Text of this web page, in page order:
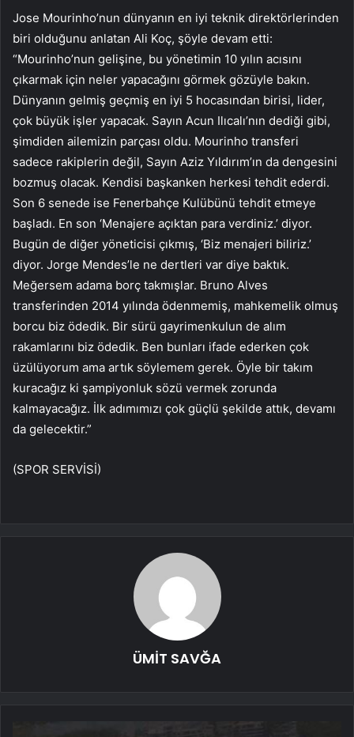
Jose Mourinho’nun dünyanın en iyi teknik direktörlerinden
biri olduğunu anlatan Ali Koç, şöyle devam etti:
“Mourinho’nun gelişine, bu yönetimin 10 yılın acısını
çıkarmak için neler yapacağını görmek gözüyle bakın.
Dünyanın gelmiş geçmiş en iyi 5 hocasından birisi, lider,
çok büyük işler yapacak. Sayın Acun Ilıcalı’nın dediği gibi,
şimdiden ailemizin parçası oldu. Mourinho transferi
sadece rakiplerin değil, Sayın Aziz Yıldırım’ın da dengesini
bozmuş olacak. Kendisi başkanken herkesi tehdit ederdi.
Son 6 senede ise Fenerbahçe Kulübünü tehdit etmeye
başladı. En son ‘Menajere açıktan para verdiniz.’ diyor.
Bugün de diğer yöneticisi çıkmış, ‘Biz menajeri biliriz.’
diyor. Jorge Mendes’le ne dertleri var diye baktık.
Meğersem adama borç takmışlar. Bruno Alves
transferinden 2014 yılında ödenmemiş, mahkemelik olmuş
borcu biz ödedik. Bir sürü gayrimenkulun de alım
rakamlarını biz ödedik. Ben bunları ifade ederken çok
üzülüyorum ama artık söylemem gerek. Öyle bir takım
kuracağız ki şampiyonluk sözü vermek zorunda
kalmayacağız. İlk adımımızı çok güçlü şekilde attık, devamı
da gelecektir.”
(SPOR SERVİSİ)
ÜMİT SAVĞA